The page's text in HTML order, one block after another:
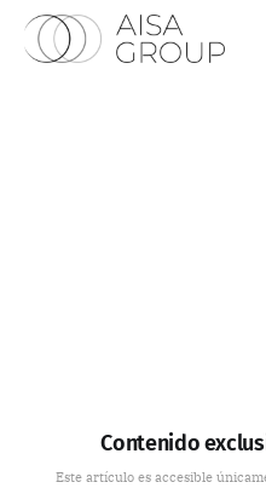
Contenido
Este artículo es accesible